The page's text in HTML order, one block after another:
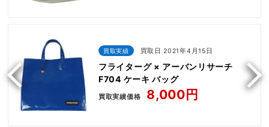
買取実績 買取日 2021年4月15日
フライターグ × アーバンリサーチ
F704 ケーキ バッグ
買取実績価格 8,000円